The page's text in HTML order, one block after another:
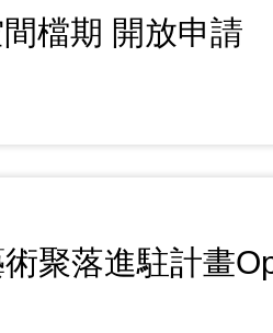
檔期 開放申請
聚落進駐計畫